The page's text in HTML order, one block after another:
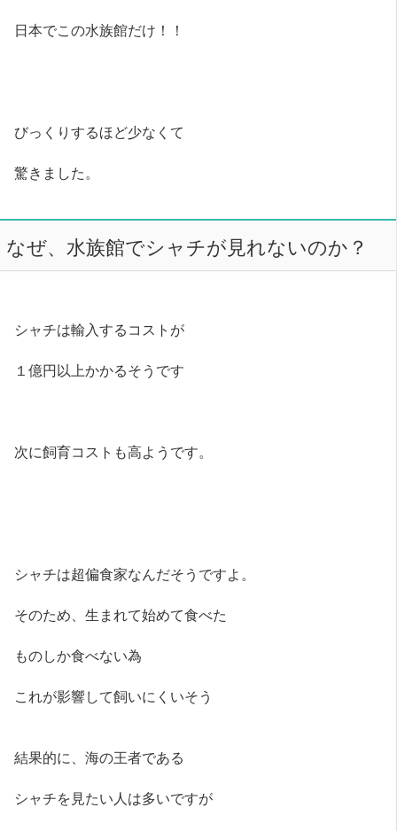
日本でこの水族館だけ！！
びっくりするほど少なくて
驚きました。
なぜ、水族館でシャチが見れないのか？
シャチは輸入するコストが
１億円以上かかるそうです
次に飼育コストも高ようです。
シャチは超偏食家なんだそうですよ。
そのため、生まれて始めて食べた
ものしか食べない為
これが影響して飼いにくいそう
結果的に、海の王者である
シャチを見たい人は多いですが